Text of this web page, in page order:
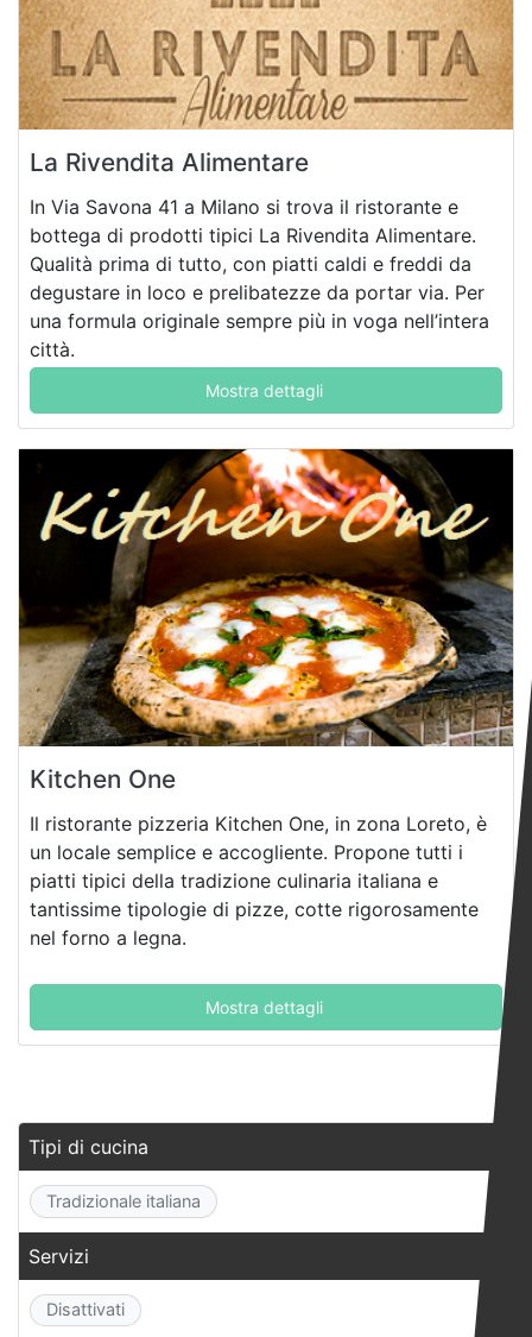
La Rivendita Alimentare
In Via Savona 41 a Milano si trova il ristorante e
bottega di prodotti tipici La Rivendita Alimentare.
Qualità prima di tutto, con piatti caldi e freddi da
degustare in loco e prelibatezze da portar via. Per
una formula originale sempre più in voga nell’intera
città.
Mostra dettagli
Kitchen One
Il ristorante pizzeria Kitchen One, in zona Loreto, è
un locale semplice e accogliente. Propone tutti i
piatti tipici della tradizione culinaria italiana e
tantissime tipologie di pizze, cotte rigorosamente
nel forno a legna.
Mostra dettagli
Tipi di cucina
Tradizionale italiana
Servizi
Disattivati